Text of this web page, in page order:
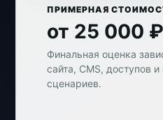
ПРИМЕРНАЯ
от 25 000 ₽
Финальная оценка
сайта, CMS, доступов и
сценариев.